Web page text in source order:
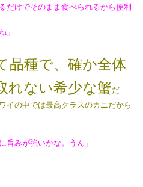
だけでそのまま食べられるから便利
」
品種で、確か全体
れない希少な蟹だ
イの中では最高クラスのカニだから
旨みが強いかな。うん」